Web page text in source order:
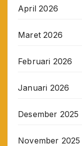
April 2026
Maret 2026
Februari 2026
Januari 2026
Desember 2025
November 2025